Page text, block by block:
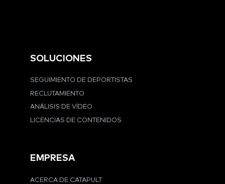
SOLUCIONES
SEGUIMIENTO DE DEPORTISTAS
RECLUTAMIENTO
ANÁLISIS DE VÍDEO
LICENCIAS DE CONTENIDOS
EMPRESA
ACERCA DE CATAPULT